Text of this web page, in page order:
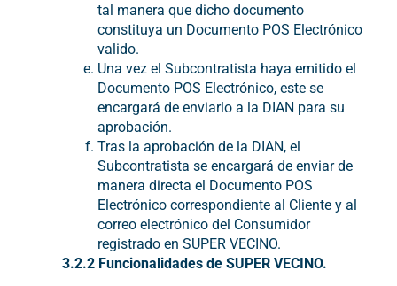
tal manera que dicho documento
constituya un Documento POS Electrónico
valido.
Una vez el Subcontratista haya emitido el
Documento POS Electrónico, este se
encargará de enviarlo a la DIAN para su
aprobación.
Tras la aprobación de la DIAN, el
Subcontratista se encargará de enviar de
manera directa el Documento POS
Electrónico correspondiente al Cliente y al
correo electrónico del Consumidor
registrado en SUPER VECINO.
3.2.2 Funcionalidades de SUPER VECINO.